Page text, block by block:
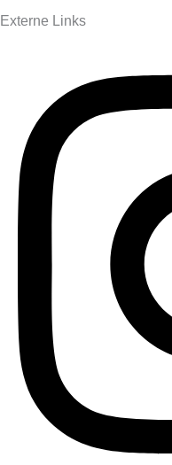
Externe Links